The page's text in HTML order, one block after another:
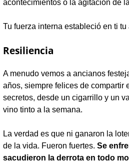
acontecimientos o la agitación de
Tu fuerza interna estableció en ti
Resiliencia
A menudo vemos a ancianos
años, siempre felices de compartir
secretos, desde un cigarrillo y un
vino tinto a la semana.
La verdad es que ni ganaron la
de la vida. Fueron fuertes.Se
sacudieron la derrota en todo